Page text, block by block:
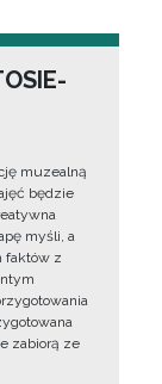
muzealną
będzie
myśli, a
faktów z
zabiorą ze